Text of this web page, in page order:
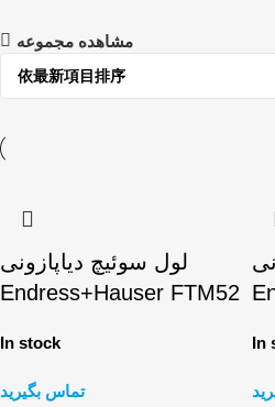
مشاهده مجموعه
لول سوئیچ دیاپازونی
Endress+Hauser FTM52
In stock
تماس بگیرید
In